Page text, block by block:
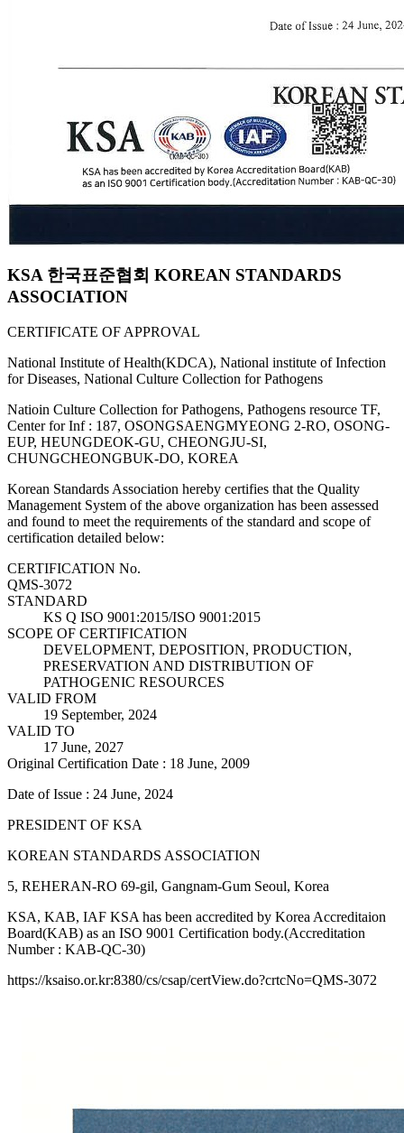
KSA 한국표준협회 KOREAN STANDARDS
ASSOCIATION
CERTIFICATE OF APPROVAL
National Institute of Health(KDCA), National institute of Infection
for Diseases, National Culture Collection for Pathogens
Natioin Culture Collection for Pathogens, Pathogens resource TF,
Center for Inf : 187, OSONGSAENGMYEONG 2-RO, OSONG-
EUP, HEUNGDEOK-GU, CHEONGJU-SI,
CHUNGCHEONGBUK-DO, KOREA
Korean Standards Association hereby certifies that the Quality
Management System of the above organization has been assessed
and found to meet the requirements of the standard and scope of
certification detailed below:
CERTIFICATION No.
QMS-3072
STANDARD
KS Q ISO 9001:2015/ISO 9001:2015
SCOPE OF CERTIFICATION
DEVELOPMENT, DEPOSITION, PRODUCTION,
PRESERVATION AND DISTRIBUTION OF
PATHOGENIC RESOURCES
VALID FROM
19 September, 2024
VALID TO
17 June, 2027
Original Certification Date : 18 June, 2009
Date of Issue : 24 June, 2024
PRESIDENT OF KSA
KOREAN STANDARDS ASSOCIATION
5, REHERAN-RO 69-gil, Gangnam-Gum Seoul, Korea
KSA, KAB, IAF KSA has been accredited by Korea Accreditaion
Board(KAB) as an ISO 9001 Certification body.(Accreditation
Number : KAB-QC-30)
https://ksaiso.or.kr:8380/cs/csap/certView.do?crtcNo=QMS-3072